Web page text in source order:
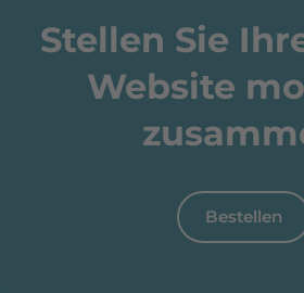
Stellen Sie
Website
Bestellen